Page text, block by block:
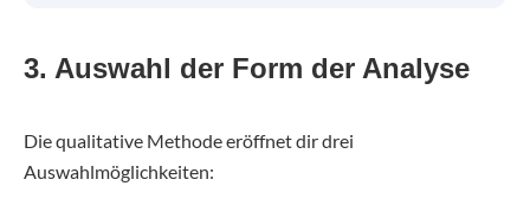
3. Auswahl der Form der Analyse
Die qualitative Methode eröffnet dir drei
Auswahlmöglichkeiten: